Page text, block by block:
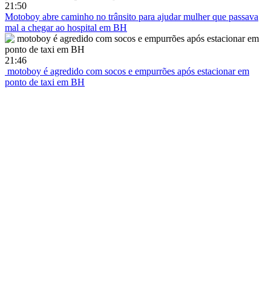
21:50
Motoboy abre caminho no trânsito para ajudar mulher que passava
mal a chegar ao hospital em BH
21:46
motoboy é agredido com socos e empurrões após estacionar em
ponto de taxi em BH